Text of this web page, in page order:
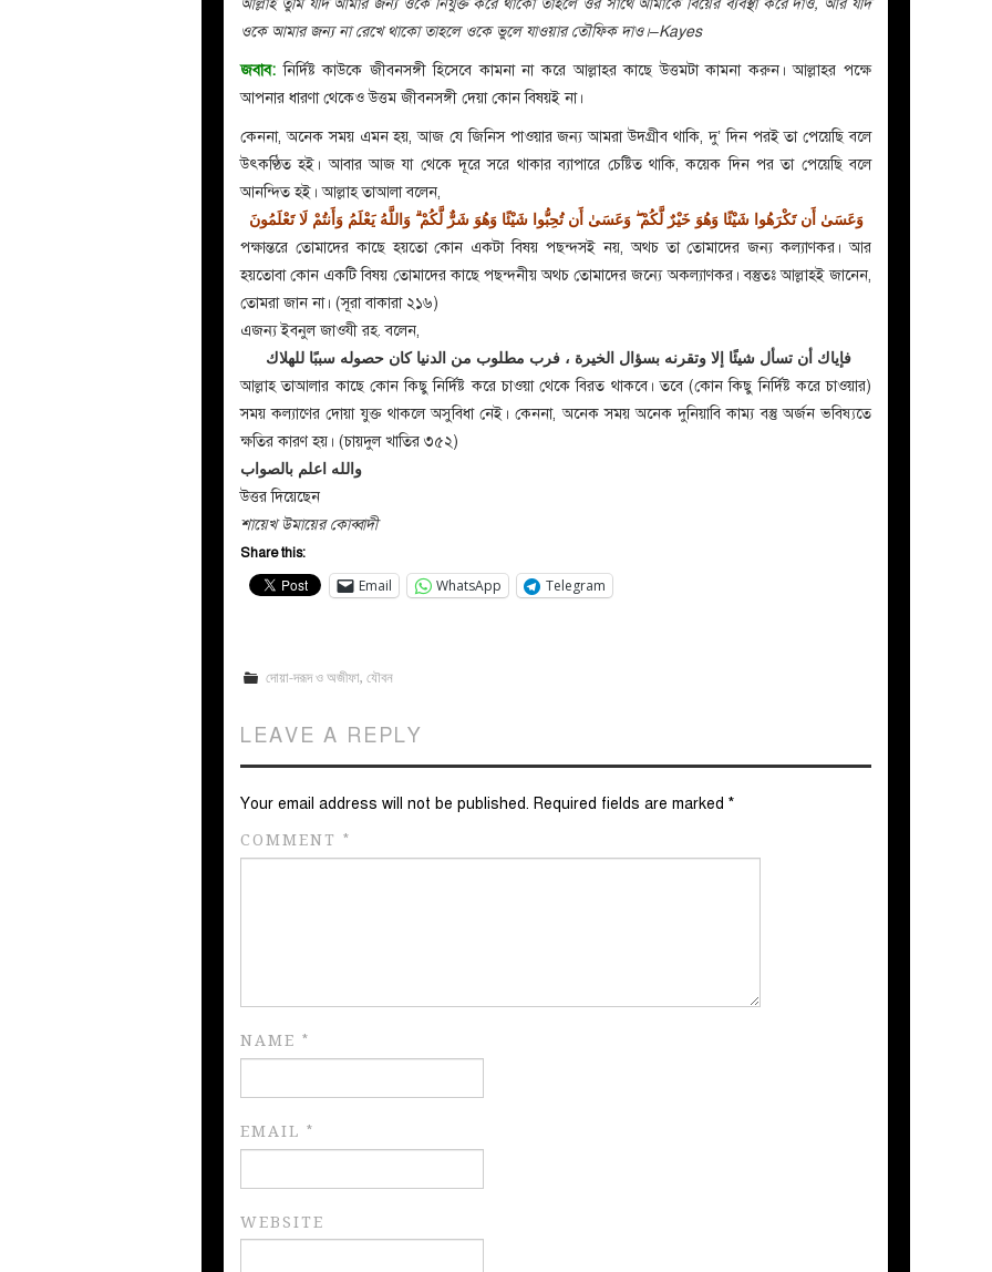
ওকে আমার জন্য না রেখে থাকো তাহলে ওকে ভুলে যাওয়ার তৌফিক দাও।–Kayes
জবাব: নির্দিষ্ট কাউকে জীবনসঙ্গী হিসেবে কামনা না করে আল্লাহর কাছে উত্তমটা কামনা করুন। আল্লাহর পক্ষে
আপনার ধারণা থেকেও উত্তম জীবনসঙ্গী দেয়া কোন বিষয়‌ই না।
কেননা, অনেক সময় এমন হয়, আজ যে জিনিস পাওয়ার জন্য আমরা উদগ্রীব থাকি, দু’ দিন পরই তা পেয়েছি বলে
উৎকণ্ঠিত হই। আবার আজ যা থেকে দূরে সরে থাকার ব্যাপারে চেষ্টিত থাকি, কয়েক দিন পর তা পেয়েছি বলে
আনন্দিত হই। আল্লাহ তাআলা বলেন,
وَعَسَىٰ أَن تَكْرَهُوا شَيْئًا وَهُوَ خَيْرٌ لَّكُمْ ۖ وَعَسَىٰ أَن تُحِبُّوا شَيْئًا وَهُوَ شَرٌّ لَّكُمْ ۗ وَاللَّهُ يَعْلَمُ وَأَنتُمْ لَا تَعْلَمُونَ
পক্ষান্তরে তোমাদের কাছে হয়তো কোন একটা বিষয় পছন্দসই নয়, অথচ তা তোমাদের জন্য কল্যাণকর। আর
হয়তোবা কোন একটি বিষয় তোমাদের কাছে পছন্দনীয় অথচ তোমাদের জন্যে অকল্যাণকর। বস্তুতঃ আল্লাহই জানেন,
তোমরা জান না। (সূরা বাকারা ২১৬)
এজন্য ইবনুল জাওযী রহ. বলেন,
فإياك أن تسأل شيئًا إلا وتقرنه بسؤال الخيرة ، فرب مطلوب من الدنيا كان حصوله سببًا للهلاك
আল্লাহ তাআলার কাছে কোন কিছু নির্দিষ্ট করে চাওয়া থেকে বিরত থাকবে। তবে (কোন কিছু নির্দিষ্ট করে চাওয়ার)
সময় কল্যাণের দোয়া যুক্ত থাকলে অসুবিধা নেই। কেননা, অনেক সময় অনেক দুনিয়াবি কাম্য বস্তু অর্জন ভবিষ্যতে
ক্ষতির কারণ হয়। (চায়দুল খাতির ৩৫২)
والله اعلم بالصواب
উত্তর দিয়েছেন
শায়েখ উমায়ের কোব্বাদী
Share this:
Email WhatsApp Telegram
দোয়া-দরূদ ও অজীফা,যৌবন
LEAVE A REPLY
Your email address will not be published. Required fields are marked *
COMMENT *
NAME *
EMAIL *
WEBSITE